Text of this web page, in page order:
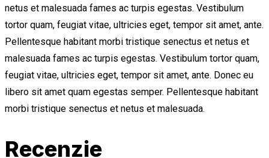
netus et malesuada fames ac turpis egestas. Vestibulum
tortor quam, feugiat vitae, ultricies eget, tempor sit amet, ante.
Pellentesque habitant morbi tristique senectus et netus et
malesuada fames ac turpis egestas. Vestibulum tortor quam,
feugiat vitae, ultricies eget, tempor sit amet, ante. Donec eu
libero sit amet quam egestas semper. Pellentesque habitant
morbi tristique senectus et netus et malesuada.
Recenzie